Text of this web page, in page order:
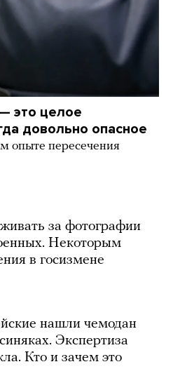
это целое
довольно опасное
опыте пересечения
за фотографии
Некоторым
в госизмене
нашли чемодан
Экспертиза
Кто и зачем это